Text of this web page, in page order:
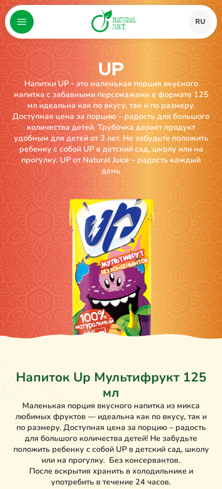
RU
UP
Напитки UP - это маленькая порция вкусного
напитка с забавными персонажами в формате 125
мл идеальна как по вкусу, так и по размеру.
Доступная цена за порцию – радость для большого
количества детей. Трубочка делает продукт
удобным для детей от 3 лет. Не забудьте положить
ребенку с собой UP в детский сад, школу или на
прогулку. UP от Natural Juice – радость каждый
день
Напиток Up Мультифрукт 125
мл
Маленькая порция вкусного напитка из микса
любимых фруктов — идеальна как по вкусу, так и
по размеру. Доступная цена за порцию – радость
для большого количества детей! Не забудьте
положить ребенку с собой UP в детский сад, школу
или на прогулку. Без консервантов.
После вскрытия хранить в холодильнике и
употребить в течение 24 часов.